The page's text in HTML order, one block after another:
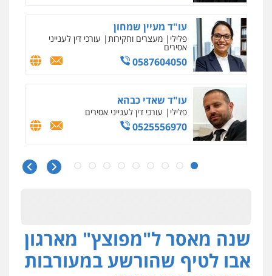
עו"ד רועי אטיאס
משפט פלילי פשיעה חמורה צווארון לבן
525043999
עו"ד אסף כהן
פלילי פשיעה חמורה סמים והימורים
מעצרים וחקירות
0526555488
עורך דין תמיר אלטיט
עו"ד דרוויש נאשף
פלילי פשיעה חמורה זכויות אדם
0527448141
שנה מאסר ל"מפוצץ" מארגון
אבו לטיף שהורשע במעורבות